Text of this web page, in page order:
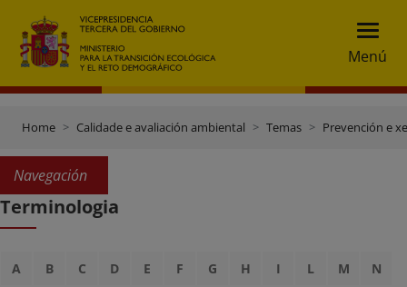
Menú
Home Calidade e avaliación ambiental Temas Prevención e
Navegación
Terminologia
A B C D E F G H I L M N